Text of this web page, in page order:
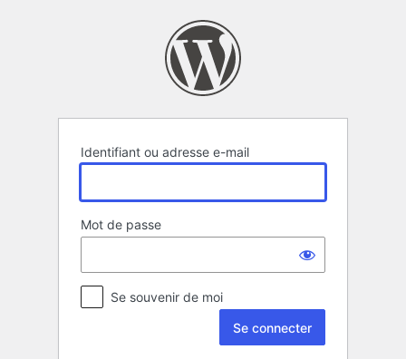
Identifiant ou adresse e-mail
Mot de passe
Se souvenir de moi